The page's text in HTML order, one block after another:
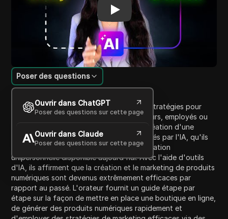
Introduction au contenu
Poser des questions
Ouvrir dans ChatGPT
Poser des questions sur cette page
Ouvrir dans Claude
Poser des questions sur cette page
Dans cette vidéo, l'orateur présente ses stratégies pour
redémarrer une entreprise sans investisseurs, employés ou
connexions. Ils plaident en faveur de la création d'une
entreprise de produits numériques alimentés par l'IA, qu'ils
considèrent comme la plus puissante opération
unipersonnelle disponible aujourd'hui. Avec l'aide d'outils
d'IA, ils affirment que la création et le marketing de produits
numériques sont devenus extrêmement efficaces par
rapport au passé. L'orateur fournit un guide étape par
étape sur la façon de mettre en place une boutique en ligne,
de générer des produits numériques rapidement et